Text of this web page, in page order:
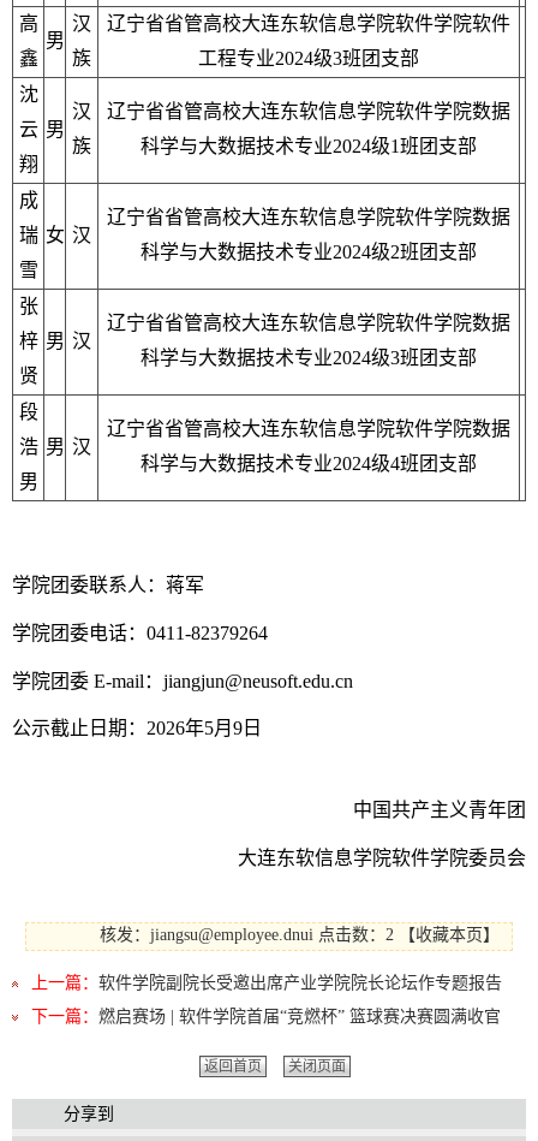
高
鑫
男
汉
族
辽宁省省管高校大连东软信息学院软件学院软件
工程专业2024级3班团支部
沈
云
翔
男
汉
族
辽宁省省管高校大连东软信息学院软件学院数据
科学与大数据技术专业2024级1班团支部
成
瑞
雪
女 汉
辽宁省省管高校大连东软信息学院软件学院数据
科学与大数据技术专业2024级2班团支部
张
梓
贤
男 汉
辽宁省省管高校大连东软信息学院软件学院数据
科学与大数据技术专业2024级3班团支部
段
浩
男
男 汉
辽宁省省管高校大连东软信息学院软件学院数据
科学与大数据技术专业2024级4班团支部
学院团委联系人：蒋军
学院团委电话： 0411-82379264
学院团委 E-mail：jiangjun@neusoft.edu.cn
公示截止日期：2026年5月9日
中国共产主义青年团
大连东软信息学院软件学院委员会
核发：jiangsu@employee.dnui 点击数：2 【收藏本页 】
上一篇： 软件学院副院长受邀出席产业学院院长论坛作专题报告
下一篇： 燃启赛场 | 软件学院首届“竞燃杯” 篮球赛决赛圆满收官
返回首页 关闭页面
分享到